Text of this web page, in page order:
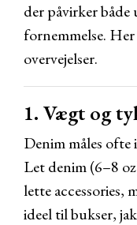
der påvirker
fornemmelse.
overvejelser.
1. Vægt og
Denim måles
Let denim (6–8
lette accessories,
ideel til bukser,